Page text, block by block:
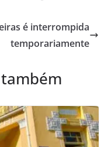
é interrompida
temporariamente